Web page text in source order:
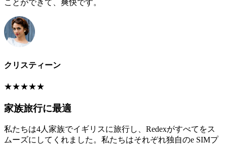
ことができて、爽快です。
クリスティーン
★★★★★
家族旅行に最適
私たちは4人家族でイギリスに旅行し、Redexがすべてをス
ムーズにしてくれました。私たちはそれぞれ独自のe SIMプ